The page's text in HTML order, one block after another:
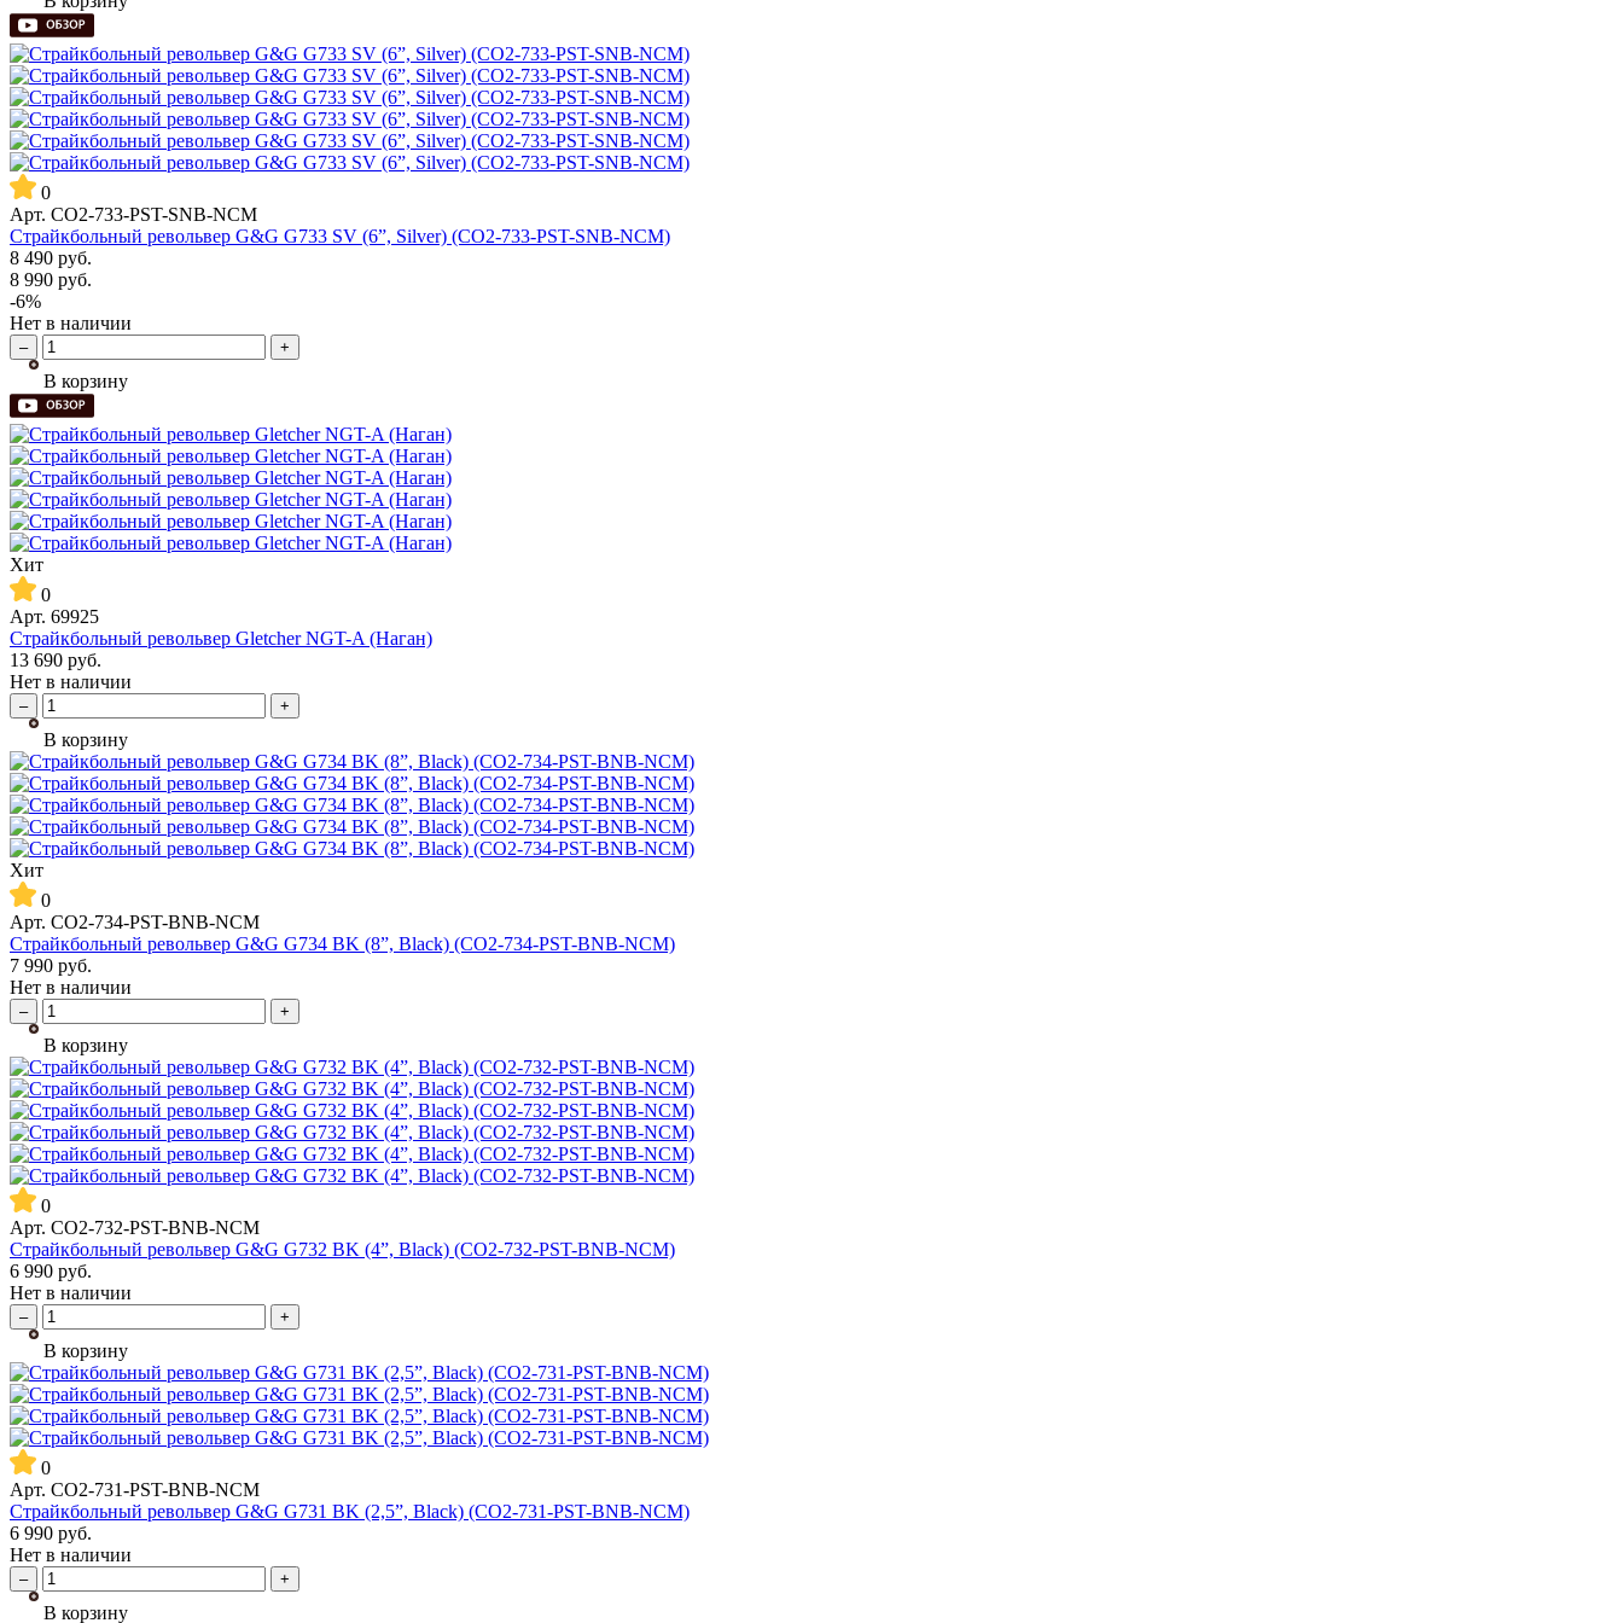
0
Арт. CO2-733-PST-SNB-NCM
Страйкбольный револьвер G&G G733 SV (6”, Silver) (CO2-733-PST-SNB-NCM)
8 490 руб.
8 990 руб.
-6%
Нет в наличии
– +
В корзину
Хит
0
Арт. 69925
Страйкбольный револьвер Gletcher NGT-A (Наган)
13 690 руб.
Нет в наличии
– +
В корзину
Хит
0
Арт. CO2-734-PST-BNB-NCM
Страйкбольный револьвер G&G G734 BK (8”, Black) (CO2-734-PST-BNB-NCM)
7 990 руб.
Нет в наличии
– +
В корзину
0
Арт. CO2-732-PST-BNB-NCM
Страйкбольный револьвер G&G G732 BK (4”, Black) (CO2-732-PST-BNB-NCM)
6 990 руб.
Нет в наличии
– +
В корзину
0
Арт. CO2-731-PST-BNB-NCM
Страйкбольный револьвер G&G G731 BK (2,5”, Black) (CO2-731-PST-BNB-NCM)
6 990 руб.
Нет в наличии
– +
В корзину